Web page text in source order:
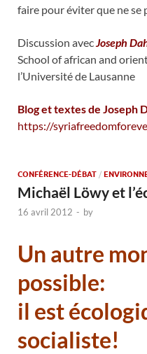
faire pour éviter que ne se
Discussion avecJoseph
School of african and
l’Université de Lausanne
Blog et textes de Joseph
https://
CONFÉRENCE-DÉBAT /
Michaël Löwy et
16 avril 2012 - by
Un autre
possible:
il est
socialiste!